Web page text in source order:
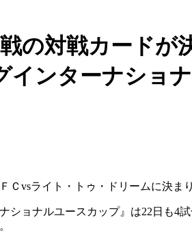
の対戦カード
インターナショ
Ｃvsライト・トゥ・ドリームに決ま
ショナルユースカップ』は22日も